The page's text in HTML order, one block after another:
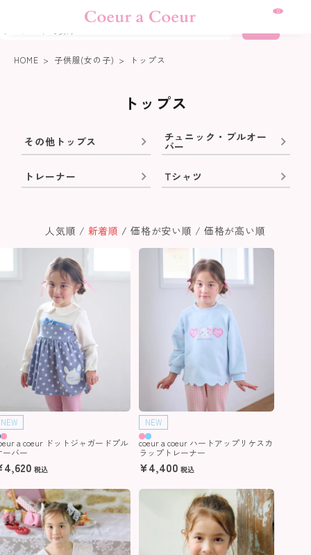
0
HOME 子供服(女の子) トップス
トップス
その他トップス チュニック・プルオー
バー
トレーナー Tシャツ
人気順 新着順 価格が安い順 価格が高い順
a coeur ドットジャガードプル
ーバー
NEW
4,620 税込
coeur a coeur ハートアップリケスカ
ラップトレーナー
NEW
¥4,400 税込